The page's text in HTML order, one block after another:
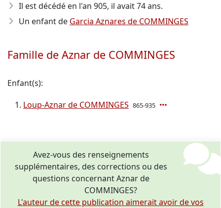
Il est décédé en l'an 905, il avait 74 ans.
Un enfant de Garcia Aznares de COMMINGES
Famille de Aznar de COMMINGES
Enfant(s):
Loup-Aznar de COMMINGES 865-935
Avez-vous des renseignements
supplémentaires, des corrections ou des
questions concernant Aznar de
COMMINGES?
L'auteur de cette publication aimerait avoir de vos